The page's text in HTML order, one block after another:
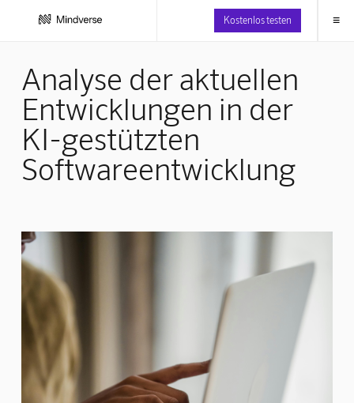
Kostenlos testen ≡
Analyse der aktuellen
Entwicklungen in der
KI-gestützten
Softwareentwicklung